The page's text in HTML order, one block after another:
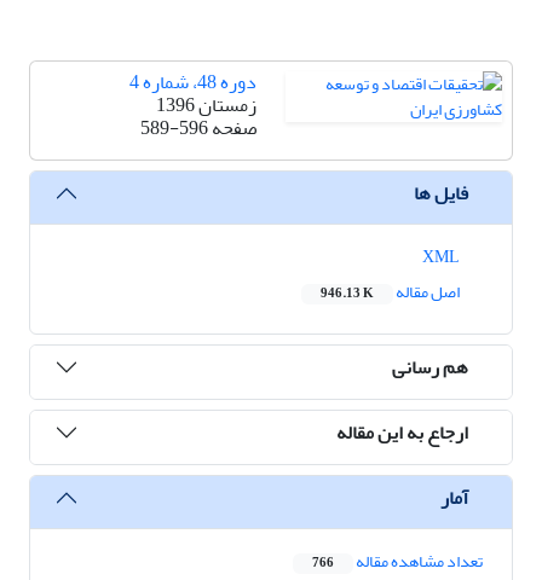
دوره 48، شماره 4
زمستان 1396
صفحه589-596
فایل ها
اصل مقاله
946.13 K
هم رسانی
ارجاع به این مقاله
آمار
تعداد مشاهده مقاله 766